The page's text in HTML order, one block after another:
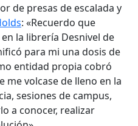
de presas de escalada y
: «Recuerdo que
la librería Desnivel de
para mi una dosis de
entidad propia cobró
me volcase de lleno en la
sesiones de campus,
a conocer, realizar